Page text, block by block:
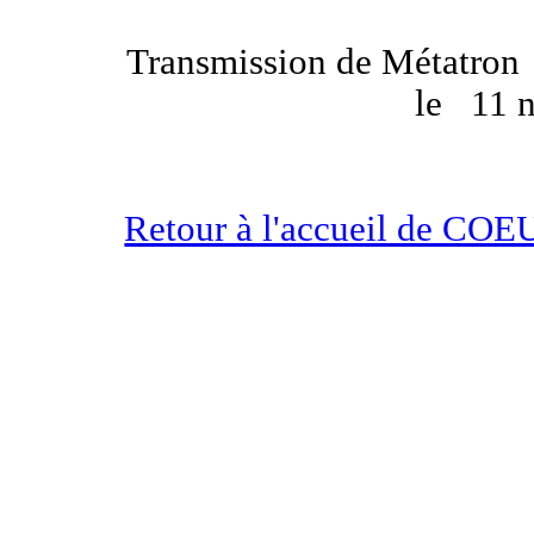
Transmission de Métatron
le
11
Retour à l'accueil de